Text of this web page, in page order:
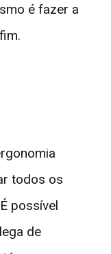
é fazer a
todos os
possível
de